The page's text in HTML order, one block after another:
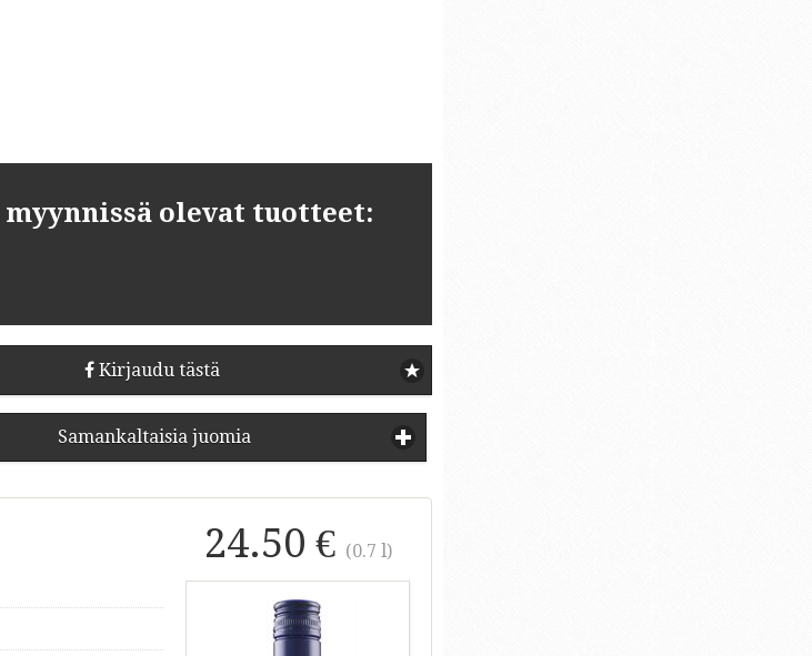
olevat tuotteet:
Kirjaudu tästä
Samankaltaisia juomia
24.50 € (0.7 l)